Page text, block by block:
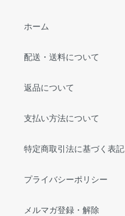
ホーム
配送・送料について
返品について
支払い方法について
特定商取引法に基づく表記
プライバシーポリシー
メルマガ登録・解除